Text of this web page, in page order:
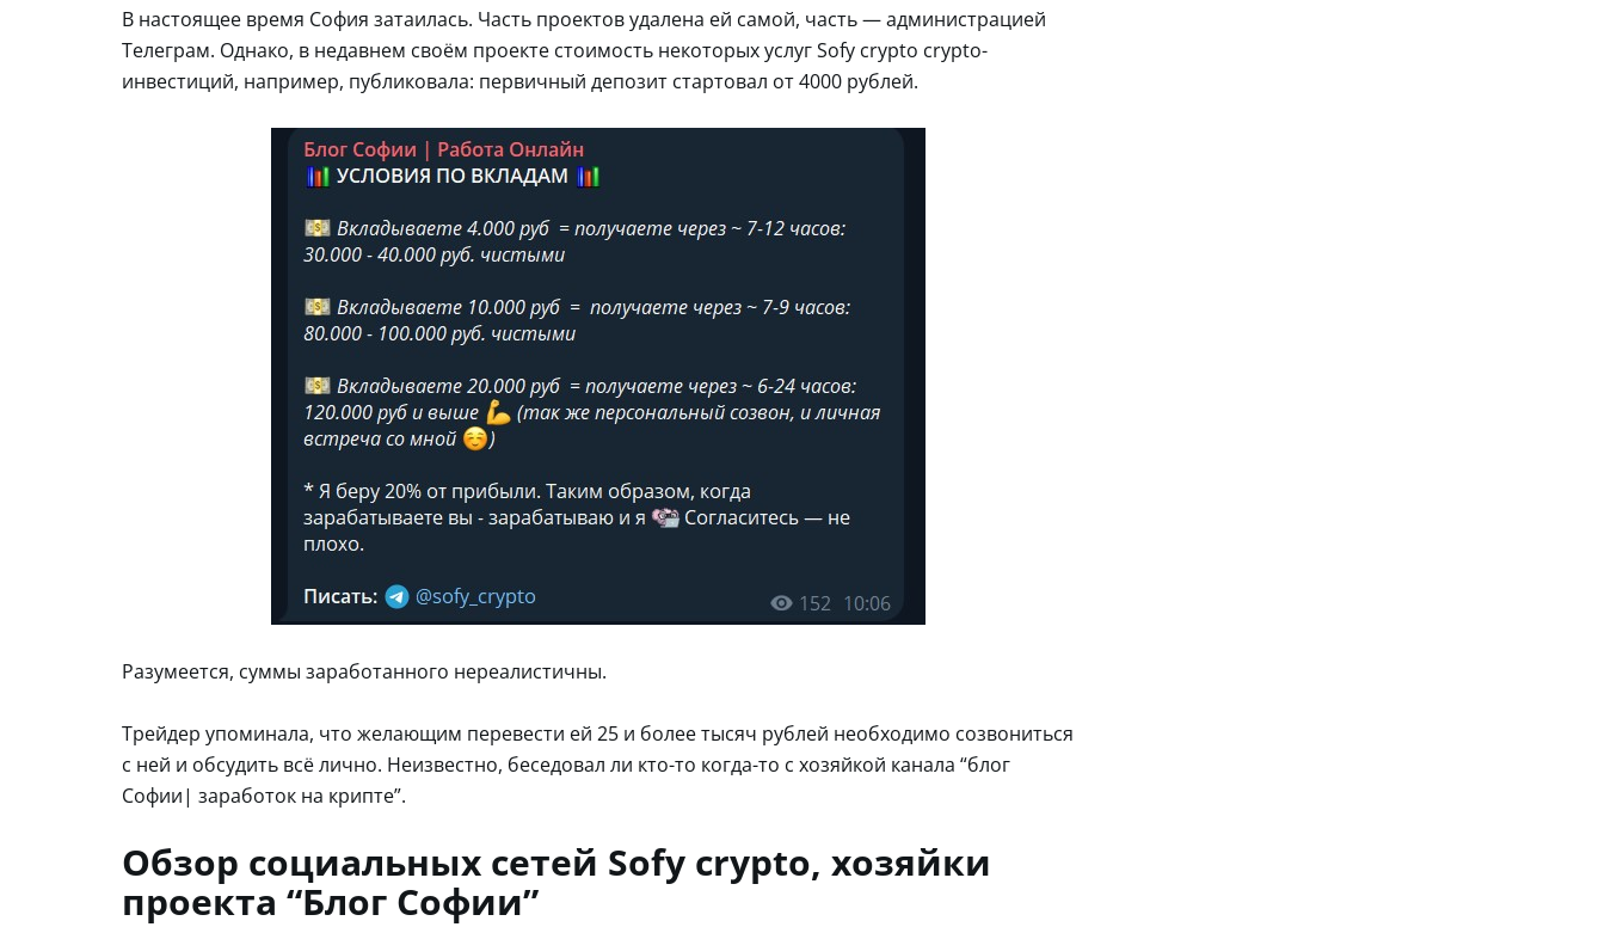
В настоящее время София затаилась. Часть проектов удалена ей самой, часть — администрацией
Телеграм. Однако, в недавнем своём проекте стоимость некоторых услуг Sofy crypto crypto-
инвестиций, например, публиковала: первичный депозит стартовал от 4000 рублей.
Разумеется, суммы заработанного нереалистичны.
Трейдер упоминала, что желающим перевести ей 25 и более тысяч рублей необходимо созвониться
с ней и обсудить всё лично. Неизвестно, беседовал ли кто-то когда-то с хозяйкой канала “блог
Софии| заработок на крипте”.
Обзор социальных сетей Sofy crypto, хозяйки
проекта “Блог Софии”